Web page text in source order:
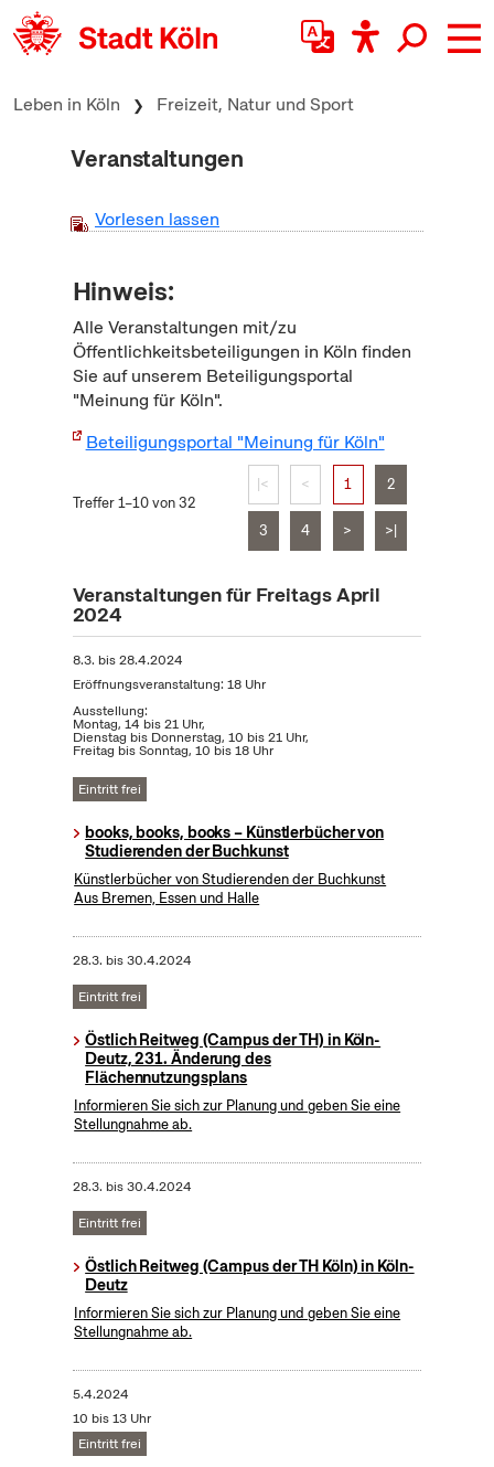
zum Inhalt springen
Leben in Köln Freizeit, Natur und Sport
Veranstaltungen
Vorlesen lassen
Hinweis:
Alle Veranstaltungen mit/zu
Öffentlichkeitsbeteiligungen in Köln finden
Sie auf unserem Beteiligungsportal
"Meinung für Köln".
Beteiligungsportal "Meinung für Köln"
Treffer 1–10 von 32
|< < 1 2
3 4 > >|
Veranstaltungen für Freitags April
2024
8.3. bis28.4.2024
Eröffnungsveranstaltung: 18 Uhr
Ausstellung:
Montag, 14 bis 21 Uhr,
Dienstag bis Donnerstag, 10 bis 21 Uhr,
Freitag bis Sonntag, 10 bis 18 Uhr
Eintritt frei
books, books, books – Künstlerbücher von
Studierenden der Buchkunst
Künstlerbücher von Studierenden der Buchkunst
Aus Bremen, Essen und Halle
28.3. bis30.4.2024
Eintritt frei
Östlich Reitweg (Campus der TH) in Köln-
Deutz, 231. Änderung des
Flächennutzungsplans
Informieren Sie sich zur Planung und geben Sie eine
Stellungnahme ab.
28.3. bis30.4.2024
Eintritt frei
Östlich Reitweg (Campus der TH Köln) in Köln-
Deutz
Informieren Sie sich zur Planung und geben Sie eine
Stellungnahme ab.
5.4.2024
10 bis 13 Uhr
Eintritt frei